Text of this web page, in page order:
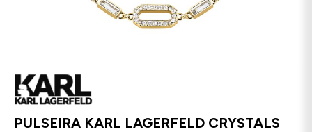
PULSEIRA KARL LAGERFELD CRYSTALS